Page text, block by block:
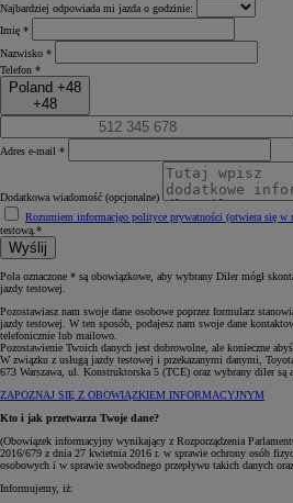
Najbardziej odpowiada mi jazda o godzinie:
Imię *
Nazwisko *
Telefon *
Poland +48
+48
Adres e-mail *
Dodatkowa wiadomość (opcjonalne)
Rozumiem informacjęo polityce prywatności (otwiera się w
testową.*
Wyślij
Pola oznaczone * są obowiązkowe, aby wybrany Diler mógł
jazdy testowej.
Pozostawiasz nam swoje dane osobowe poprzez formularz
jazdy testowej. W ten sposób, podajesz nam swoje dane
telefonicznie lub mailowo.
Pozostawienie Twoich danych jest dobrowolne, ale konieczne
W związku z usługą jazdy testowej i przekazanymi danymi,
673 Warszawa, ul. Konstruktorska 5 (TCE) oraz wybrany diler są
ZAPOZNAJ SIĘ Z OBOWIĄZKIEM INFORMACYJNYM
Kto i jak przetwarza Twoje dane?
(Obowiązek informacyjny wynikający z Rozporządzenia
2016/679 z dnia 27 kwietnia 2016 r. w sprawie ochrony osób
osobowych i w sprawie swobodnego przepływu takich danych
Informujemy, iż: